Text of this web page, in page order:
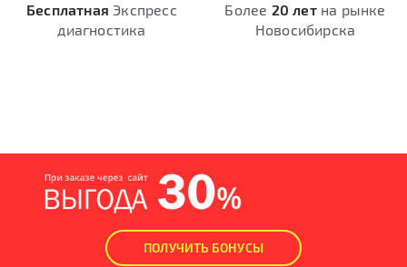
Бесплатная Экспресс
диагностика
Более 20 летна рынке
Новосибирска
ПОЛУЧИТЬ БОНУСЫ